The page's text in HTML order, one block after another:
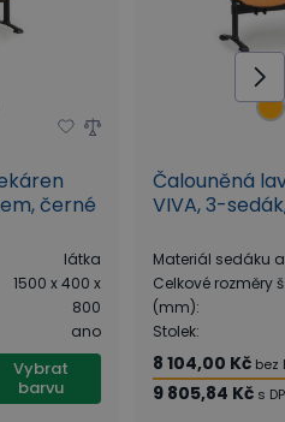
černé
látka
1500 x 400 x
800
ano
Vybrat
barvu
Čalouněná
VIVA, 3-
Materiál sedáku
Celkové rozměry
(mm):
Stolek:
8 104,00 Kč bez
9 805,84 Kč s